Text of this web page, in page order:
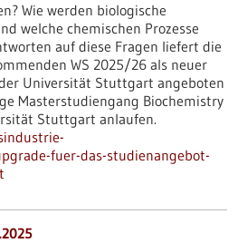
Wie werden biologische
welche chemischen Prozesse
auf diese Fragen liefert die
WS 2025/26 als neuer
Universität Stuttgart angeboten
Masterstudiengang Biochemistry
Stuttgart anlaufen.
fuer-das-studienangebot-